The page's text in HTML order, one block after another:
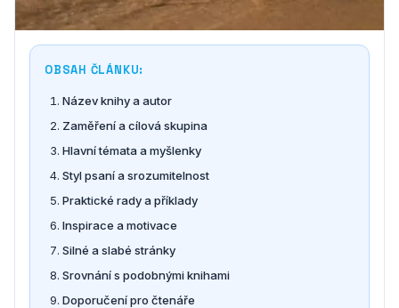
OBSAH ČLÁNKU:
Název knihy a autor
Zaměření a cílová skupina
Hlavní témata a myšlenky
Styl psaní a srozumitelnost
Praktické rady a příklady
Inspirace a motivace
Silné a slabé stránky
Srovnání s podobnými knihami
Doporučení pro čtenáře